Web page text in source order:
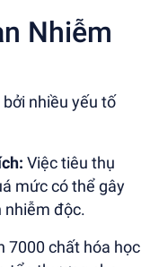
Nhiễm
nhiều yếu tố
Việc tiêu thụ
mức có thể gây
nhiễm độc.
7000 chất hóa học